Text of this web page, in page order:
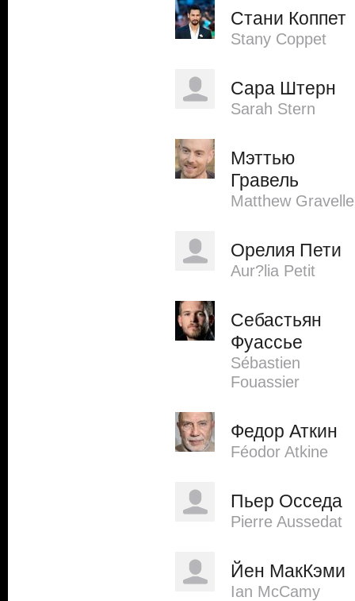
Стани Коппет
Stany Coppet
Сара Штерн
Sarah Stern
Мэттью
Гравель
Matthew Gravelle
Орелия Пети
Aur?lia Petit
Себастьян
Фуассье
Sébastien
Fouassier
Федор Аткин
Féodor Atkine
Пьер Осседа
Pierre Aussedat
Йен МакКэми
Ian McCamy